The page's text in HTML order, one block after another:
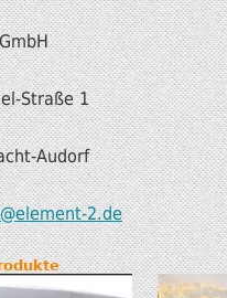
Straße 1
Audorf
2.de